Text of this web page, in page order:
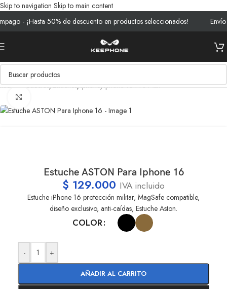
Skip to navigation Skip to main content
- ¡Hasta 50% de descuento en productos seleccionados!
Inicio/Productos/Estuches/Iphone/Iphone 16 Pro Max
Estuche ASTON Para Iphone 16
$ 129.000 IVA incluido
Estuche iPhone 16 protección militar, MagSafe compatible,
diseño exclusivo, anti-caídas, Estuche Aston.
COLOR
- +
AÑADIR AL CARRITO